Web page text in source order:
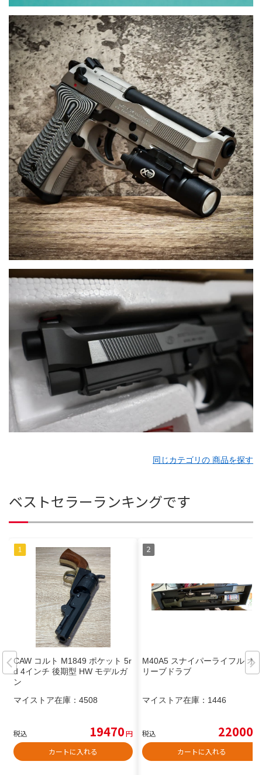
同じカテゴリの 商品を探す
ベストセラーランキングです
CAW コルト M1849 ポケット 5r
d 4インチ 後期型 HW モデルガ
ン
マイストア在庫： 4508
税込 19470円
カートに入れる
M40A5 スナイパーライフル オ
リーブドラブ
マイストア在庫： 1446
税込 22000
カートに入れる